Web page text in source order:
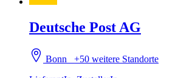
Deutsche Post AG
Bonn+50 weitere Standorte